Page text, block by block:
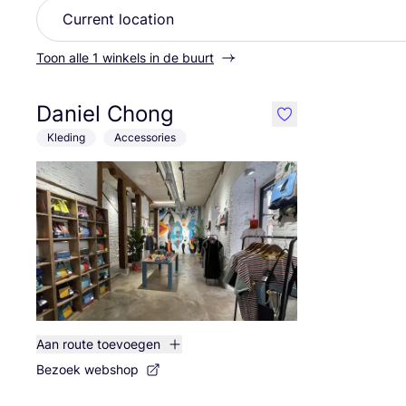
Toon alle 1 winkels in de buurt
Daniel Chong
Kleding Accessories
Aan route toevoegen
Bezoek webshop
like